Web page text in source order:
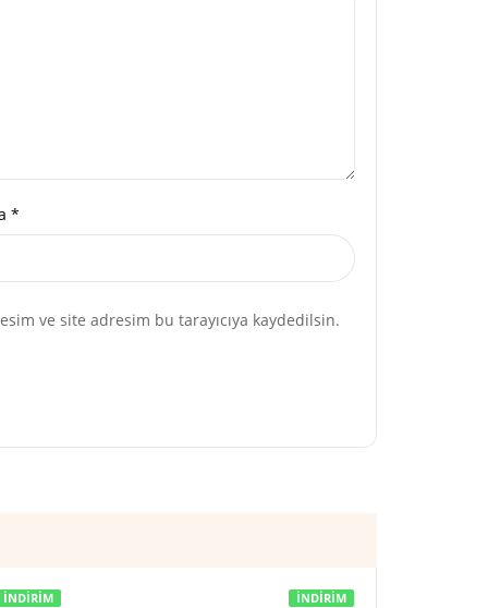
*
ve site adresim bu tarayıcıya kaydedilsin.
İNDIRIM İNDIRIM